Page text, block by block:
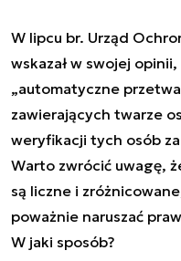
W lipcu br. Urząd
wskazał w swojej opinii,
„automatyczne
zawierających twarze
weryfikacji tych osób
Warto zwrócić uwagę,
są liczne i
poważnie naruszać
W jaki sposób?